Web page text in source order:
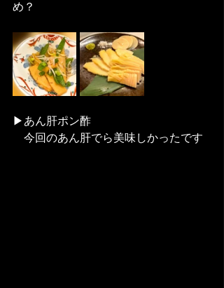
め？
▶︎あん肝ポン酢
今回のあん肝でら美味しかったです